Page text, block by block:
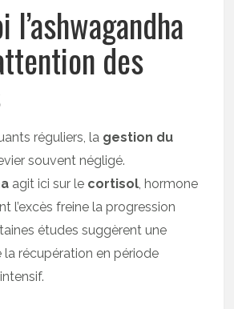
l’ashwagandha
des
réguliers, la gestion du
souvent négligé.
agit ici sur le cortisol, hormone
l’excès freine la progression
études suggèrent une
récupération en période